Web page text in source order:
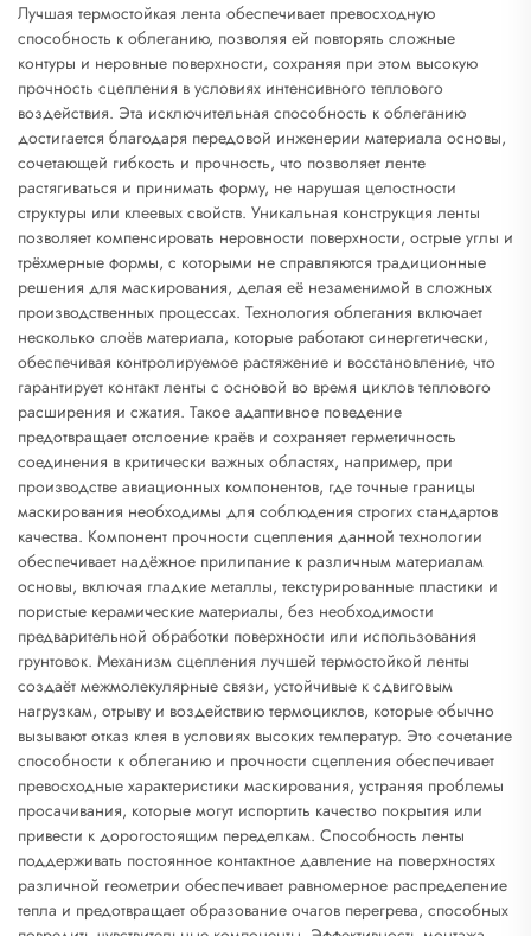
Лучшая термостойкая лента обеспечивает превосходную
способность к облеганию, позволяя ей повторять сложные
контуры и неровные поверхности, сохраняя при этом высокую
прочность сцепления в условиях интенсивного теплового
воздействия. Эта исключительная способность к облеганию
достигается благодаря передовой инженерии материала основы,
сочетающей гибкость и прочность, что позволяет ленте
растягиваться и принимать форму, не нарушая целостности
структуры или клеевых свойств. Уникальная конструкция ленты
позволяет компенсировать неровности поверхности, острые углы и
трёхмерные формы, с которыми не справляются традиционные
решения для маскирования, делая её незаменимой в сложных
производственных процессах. Технология облегания включает
несколько слоёв материала, которые работают синергетически,
обеспечивая контролируемое растяжение и восстановление, что
гарантирует контакт ленты с основой во время циклов теплового
расширения и сжатия. Такое адаптивное поведение
предотвращает отслоение краёв и сохраняет герметичность
соединения в критически важных областях, например, при
производстве авиационных компонентов, где точные границы
маскирования необходимы для соблюдения строгих стандартов
качества. Компонент прочности сцепления данной технологии
обеспечивает надёжное прилипание к различным материалам
основы, включая гладкие металлы, текстурированные пластики и
пористые керамические материалы, без необходимости
предварительной обработки поверхности или использования
грунтовок. Механизм сцепления лучшей термостойкой ленты
создаёт межмолекулярные связи, устойчивые к сдвиговым
нагрузкам, отрыву и воздействию термоциклов, которые обычно
вызывают отказ клея в условиях высоких температур. Это сочетание
способности к облеганию и прочности сцепления обеспечивает
превосходные характеристики маскирования, устраняя проблемы
просачивания, которые могут испортить качество покрытия или
привести к дорогостоящим переделкам. Способность ленты
поддерживать постоянное контактное давление на поверхностях
различной геометрии обеспечивает равномерное распределение
тепла и предотвращает образование очагов перегрева, способных